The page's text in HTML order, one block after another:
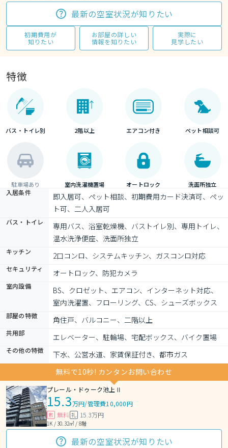
最新の空室状況が知りたい
初期費用が
知りたい
お部屋の詳しい
情報を知りたい
実際に
見学したい
特徴
バス・トイレ別 2階以上 エアコン付き ペット相談可
駐車場あり 室内洗濯機置場 オートロック 洗面所独立
入居条件
即入居可、ペット相談、初期費用カード決済可、ペッ
ト可、二人入居可
バス・トイレ
専用バス、浴室乾燥機、バストイレ別、専用トイレ、
温水洗浄便座、洗面所独立
キッチン 2口コンロ、システムキッチン、ガスコンロ対応
セキュリティ オートロック、防犯カメラ
室内設備
BS、クロゼット、エアコン、インターネット対応、
室内洗濯置、フローリング、CS、シューズボックス
部屋の特徴 角住戸、バルコニー、二階以上
共用部 エレベーター、駐輪場、宅配ボックス、バイク置場
その他の特徴
下水、公営水道、家賃保証付き、都市ガス
無料で10秒! カンタンお問い合わせ
プレール・ドゥーク池上Ⅱ
15.3万円/管理費10,000円
敷 無料 礼 15.3万円
1K / 30.32㎡ / 8階
最新の空室状況が知りたい